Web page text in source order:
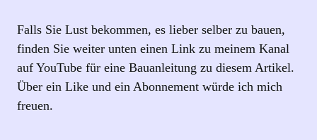
Falls Sie Lust bekommen, es lieber selber zu bauen,
finden Sie weiter unten einen Link zu meinem Kanal
auf YouTube für eine Bauanleitung zu diesem Artikel.
Über ein Like und ein Abonnement würde ich mich
freuen.